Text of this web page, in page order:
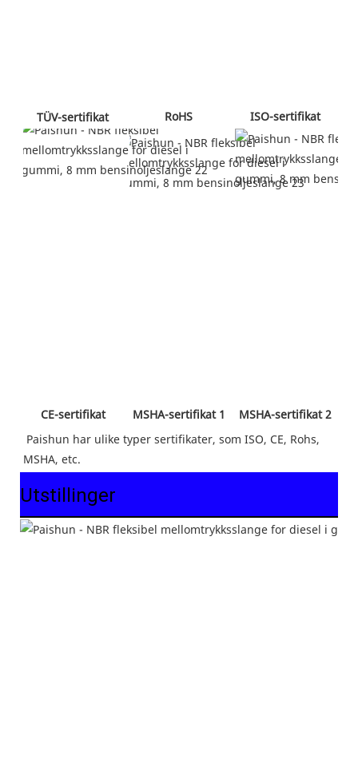
TÜV-sertifikat RoHS ISO-sertifikat
CE-sertifikat MSHA-sertifikat 1
MSHA-sertifikat 2
Paishun har ulike typer sertifikater, som ISO, CE, Rohs,
MSHA, etc.
Utstillinger